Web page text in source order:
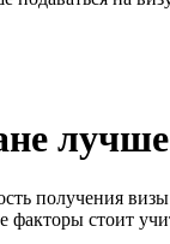
получения
стоит